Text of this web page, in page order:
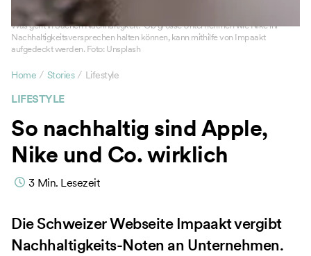
Was geht in Sachen Nachhaltigkeit? Ob grosse Unternehmen wie Nike ihr
Nachhaltigkeitsversprechen halten können, kann mithilfe von Impaakt
aufgedeckt werden. Foto: Unsplash
LIFESTYLE
Home / Stories / Lifestyle
So nachhaltig sind Apple,
Nike und Co. wirklich
3 Min. Lesezeit
Die Schweizer Webseite Impaakt vergibt
Nachhaltigkeits-Noten an Unternehmen.